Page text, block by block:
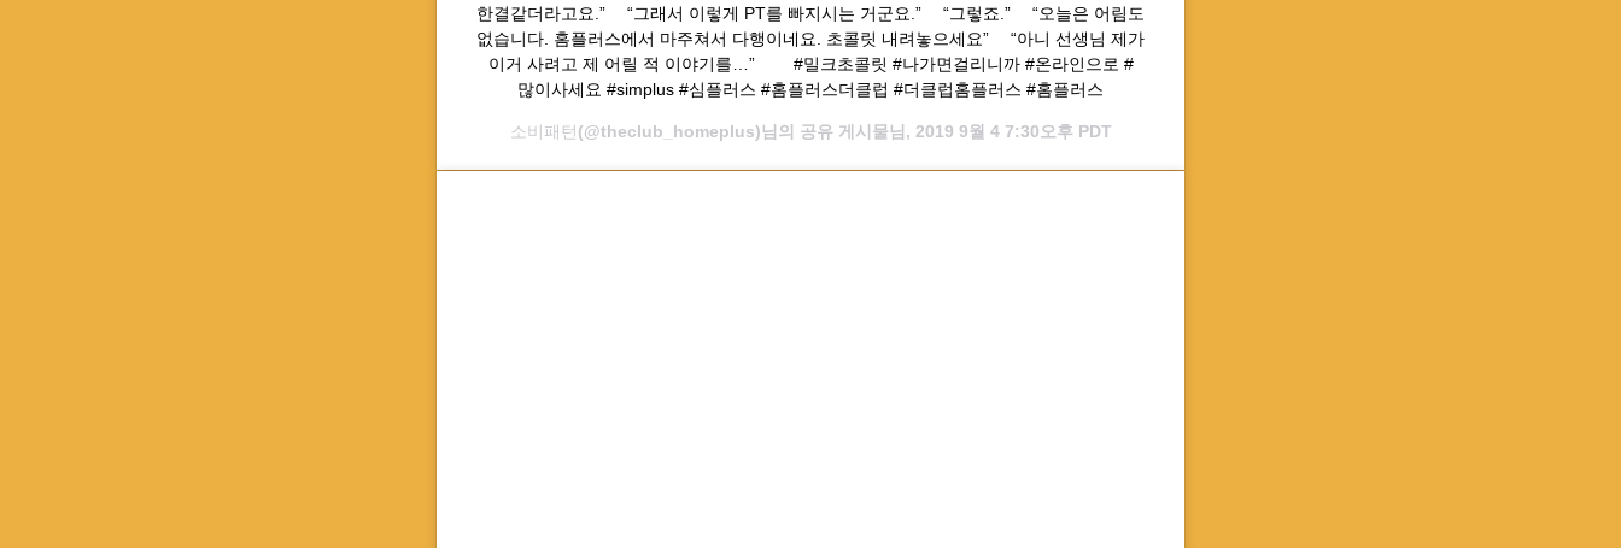
한결같더라고요.” ⠀ “그래서 이렇게 PT를 빠지시는 거군요.” ⠀ “그렇죠.” ⠀ “오늘은 어림도
없습니다. 홈플러스에서 마주쳐서 다행이네요. 초콜릿 내려놓으세요” ⠀ “아니 선생님 제가
이거 사려고 제 어릴 적 이야기를…” ⠀ ⠀ #밀크초콜릿 #나가면걸리니까 #온라인으로 #
많이사세요 #simplus #심플러스 #홈플러스더클럽 #더클럽홈플러스 #홈플러스
소비패턴(@theclub_homeplus)님의 공유 게시물님, 2019 9월 4 7:30오후 PDT